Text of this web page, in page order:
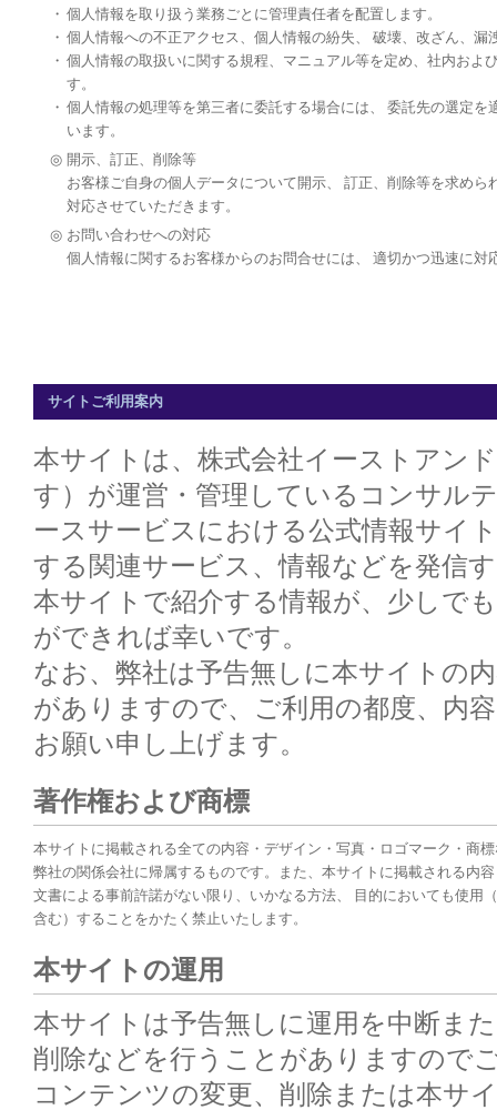
・ 個人情報を取り扱う業務ごとに管理責任者を配置します。
・ 個人情報への不正アクセス、個人情報の紛失、 破壊、改ざん、
・ 個人情報の取扱いに関する規程、マニュアル等を定め、社内およ
す。
・ 個人情報の処理等を第三者に委託する場合には、 委託先の選定
います。
◎ 開示、訂正、削除等
お客様ご自身の個人データについて開示、 訂正、削除等を求め
対応させていただきます。
◎ お問い合わせへの対応
個人情報に関するお客様からのお問合せには、 適切かつ迅速に対
サイトご利用案内
本サイトは、株式会社イーストアン
す）が運営・管理しているコンサル
ースサービスにおける公式情報サイ
する関連サービス、情報などを発信
本サイトで紹介する情報が、少しで
ができれば幸いです。
なお、弊社は予告無しに本サイトの
がありますので、ご利用の都度、内
お願い申し上げます。
著作権および商標
本サイトに掲載される全ての内容・デザイン・写真・ロゴマーク・商
弊社の関係会社に帰属するものです。また、本サイトに掲載される内
文書による事前許諾がない限り、いかなる方法、 目的においても使用
含む）することをかたく禁止いたします。
本サイトの運用
本サイトは予告無しに運用を中断ま
削除などを行うことがありますので
コンテンツの変更、削除または本サ